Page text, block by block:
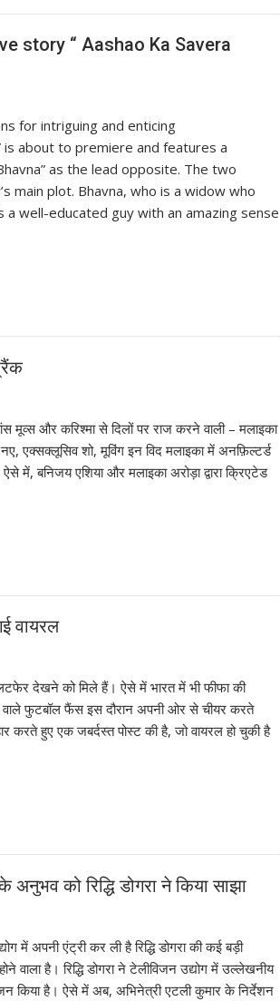
story “ Aashao Ka Savera
for intriguing and enticing
is about to premiere and features a
as the lead opposite. The two
main plot. Bhavna, who is a widow who
well-educated guy with an amazing sense
और करिश्मा से दिलों पर राज करने वाली – मलाइका
एक्सक्लूसिव शो, मूविंग इन विद मलाइका में अनफ़िल्टर्ड
बनिजय एशिया और मलाइका अरोड़ा द्वारा क्रिएटेड
वायरल
देखने को मिले हैं। ऐसे में भारत में भी फीफा की
वाले फुटबॉल फैंस इस दौरान अपनी ओर से चीयर करते
हुए एक जबर्दस्त पोस्ट की है, जो वायरल हो चुकी है
को रिद्धि डोगरा ने किया साझा
में अपनी एंट्री कर ली है रिद्धि डोगरा की कई बड़ी
है। रिद्धि डोगरा ने टेलीविजन उद्योग में उल्लेखनीय
किया है। ऐसे में अब, अभिनेत्री एटली कुमार के निर्देशन